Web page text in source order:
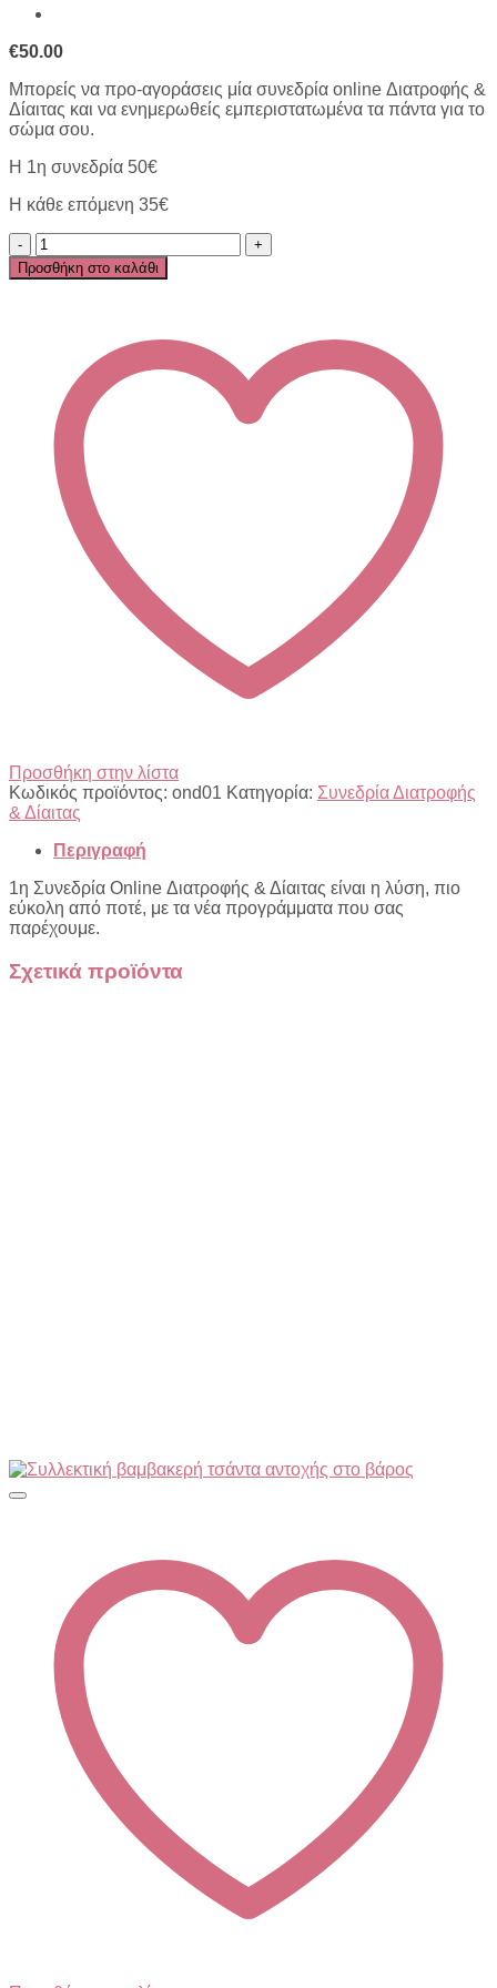
€50.00
Μπορείς να προ-αγοράσεις μία συνεδρία online Διατροφής &
Δίαιτας και να ενημερωθείς εμπεριστατωμένα τα πάντα για το
σώμα σου.
Η 1η συνεδρία 50€
Η κάθε επόμενη 35€
ONLINE
1η
συνεδρία
ποσότητα
Προσθήκη στο καλάθι
Προσθήκη στην λίστα
Κωδικός προϊόντος: ond01 Κατηγορία: Συνεδρία Διατροφής
& Δίαιτας
Περιγραφή
1η Συνεδρία Online Διατροφής & Δίαιτας είναι η λύση, πιο
εύκολη από ποτέ, με τα νέα προγράμματα που σας
παρέχουμε.
Σχετικά προϊόντα